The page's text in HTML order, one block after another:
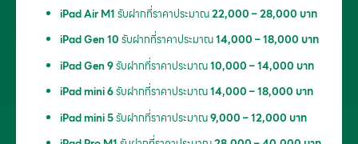
iPad Air M1รับฝากที่ราคาประมาณ22,000 – 28,000 บาท
iPad Gen 10รับฝากที่ราคาประมาณ14,000 – 18,000 บาท
iPad Gen 9รับฝากที่ราคาประมาณ10,000 – 14,000 บาท
iPad mini 6รับฝากที่ราคาประมาณ14,000 – 18,000 บาท
iPad mini 5รับฝากที่ราคาประมาณ9,000 – 12,000 บาท